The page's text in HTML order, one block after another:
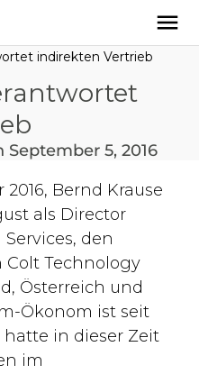
indirekten Vertrieb
5, 2016
Bernd Krause
als Director
den
Technology
Österreich und
Ökonom ist seit
in dieser Zeit
im